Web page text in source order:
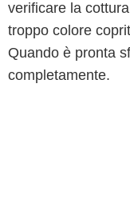
verificare la
troppo colore
Quando è pronta
completamente.